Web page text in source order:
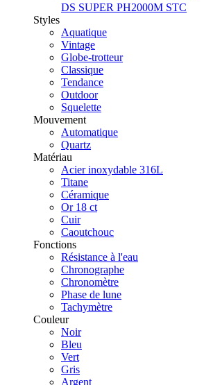
DS SUPER PH2000M STC
Styles
Aquatique
Vintage
Globe-trotteur
Classique
Tendance
Outdoor
Squelette
Mouvement
Automatique
Quartz
Matériau
Acier inoxydable 316L
Titane
Céramique
Or 18 ct
Cuir
Caoutchouc
Fonctions
Résistance à l'eau
Chronographe
Chronomètre
Phase de lune
Tachymètre
Couleur
Noir
Bleu
Vert
Gris
Argent